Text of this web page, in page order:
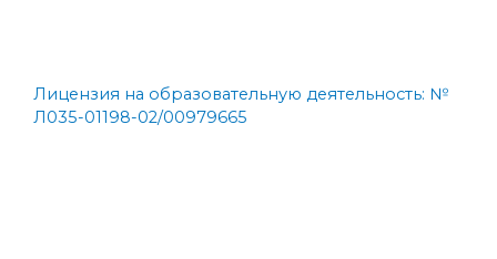
Лицензия на образовательную деятельность: №
Л035-01198-02/00979665